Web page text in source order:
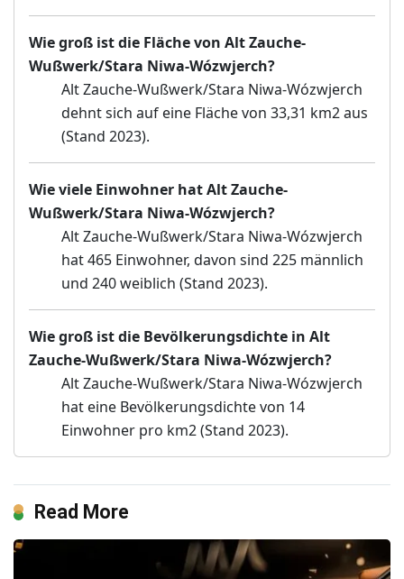
Wie groß ist die Fläche von Alt Zauche-
Wußwerk/Stara Niwa-Wózwjerch?
Alt Zauche-Wußwerk/Stara Niwa-Wózwjerch
dehnt sich auf eine Fläche von 33,31 km2 aus
(Stand 2023).
Wie viele Einwohner hat Alt Zauche-
Wußwerk/Stara Niwa-Wózwjerch?
Alt Zauche-Wußwerk/Stara Niwa-Wózwjerch
hat 465 Einwohner, davon sind 225 männlich
und 240 weiblich (Stand 2023).
Wie groß ist die Bevölkerungsdichte in Alt
Zauche-Wußwerk/Stara Niwa-Wózwjerch?
Alt Zauche-Wußwerk/Stara Niwa-Wózwjerch
hat eine Bevölkerungsdichte von 14
Einwohner pro km2 (Stand 2023).
Read More